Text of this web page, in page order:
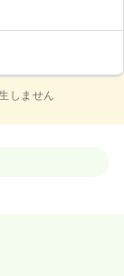
しません